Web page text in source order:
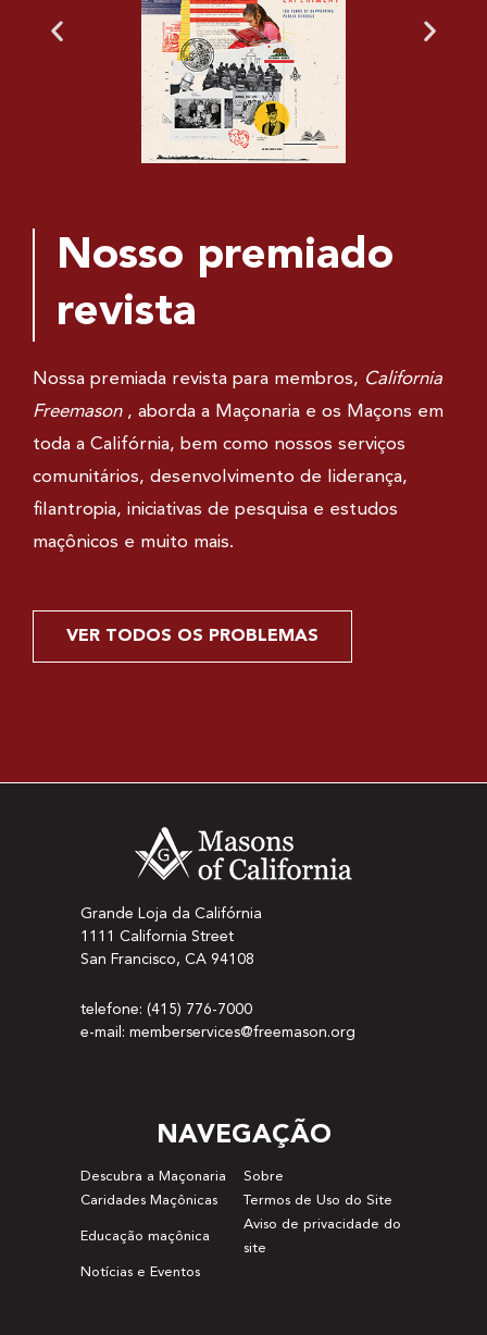
Nosso premiado
revista
Nossa premiada revista para membros, California
Freemason, aborda a Maçonaria e os Maçons em
toda a Califórnia, bem como nossos serviços
comunitários, desenvolvimento de liderança,
filantropia, iniciativas de pesquisa e estudos
maçônicos e muito mais.
VER TODOS OS PROBLEMAS
Grande Loja da Califórnia
1111 California Street
San Francisco, CA 94108
telefone: (415) 776-7000
e-mail: memberservices@freemason.org
NAVEGAÇÃO
Descubra a Maçonaria
Sobre
Caridades Maçônicas
Termos de Uso do Site
Educação maçônica
Aviso de privacidade do
site
Notícias e Eventos